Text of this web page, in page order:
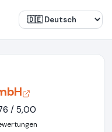
/ 5,00